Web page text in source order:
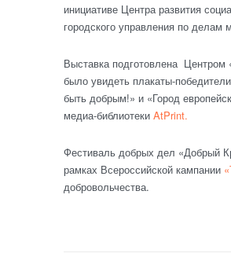
инициативе Центра развития
городского управления по делам
Выставка подготовлена Центром
было увидеть плакаты-
быть добрым!» и «Город
медиа-библиотеки AtPrint.
Фестиваль добрых дел «Добрый
рамках Всероссийской кампании
добровольчества.